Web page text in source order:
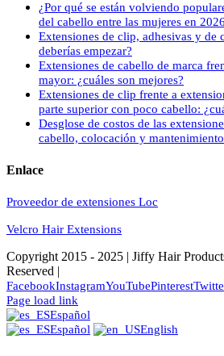
¿Por qué se están volviendo
del cabello entre las mujeres en
Extensiones de clip, adhesivas y de
deberías empezar?
Extensiones de cabello de marca
mayor: ¿cuáles son mejores?
Extensiones de clip frente a
parte superior con poco cabello:
Desglose de costos de las
cabello, colocación y mantenimiento
Enlace
Proveedor de extensiones Loc
Velcro Hair Extensions
Copyright 2015 - 2025 | Jiffy Hair
Reserved |
FacebookInstagramYouTubePinterest
Page load link
Español
Español
English